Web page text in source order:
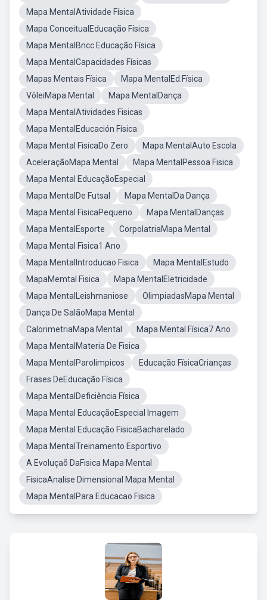
Mapa MentalAtividade Física
Mapa ConceitualEducação Física
Mapa MentalBncc Educação Física
Mapa MentalCapacidades Físicas
Mapas Mentais Física
Mapa MentalEd.Física
VôleiMapa Mental
Mapa MentalDança
Mapa MentalAtividades Fisicas
Mapa MentalEducación Física
Mapa Mental FisicaDo Zero
Mapa MentalAuto Escola
AceleraçãoMapa Mental
Mapa MentalPessoa Fisica
Mapa Mental EducaçãoEspecial
Mapa MentalDe Futsal
Mapa MentalDa Dança
Mapa Mental FisicaPequeno
Mapa MentalDanças
Mapa MentalEsporte
CorpolatriaMapa Mental
Mapa Mental Fisica1 Ano
Mapa MentalIntroducao Fisica
Mapa MentalEstudo
MapaMemtal Fisica
Mapa MentalEletricidade
Mapa MentalLeishmaniose
OlimpiadasMapa Mental
Dança De SalãoMapa Mental
CalorimetriaMapa Mental
Mapa Mental Física7 Ano
Mapa MentalMateria De Fisica
Mapa MentalParolimpicos
Educação FísicaCrianças
Frases DeEducação Física
Mapa MentalDeficiência Física
Mapa Mental EducaçãoEspecial Imagem
Mapa Mental Educação FisicaBacharelado
Mapa MentalTreinamento Esportivo
A Evoluçaõ DaFisica Mapa Mental
FisicaAnalise Dimensional Mapa Mental
Mapa MentalPara Educacao Fisica